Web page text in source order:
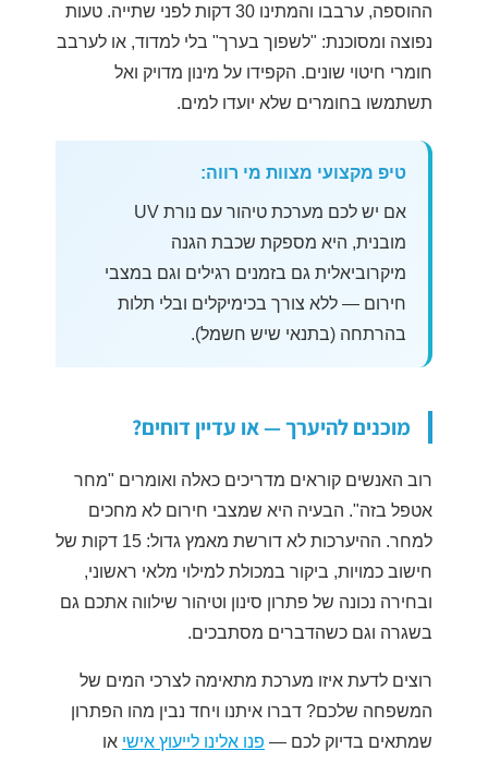
ההוספה, ערבבו והמתינו 30 דקות לפני שתייה. טעות
נפוצה ומסוכנת: "לשפוך בערך" בלי למדוד, או לערבב
חומרי חיטוי שונים. הקפידו על מינון מדויק ואל
תשתמשו בחומרים שלא יועדו למים.
טיפ מקצועי מצוות מי רווה:
אם יש לכם מערכת טיהור עם נורת UV
מובנית, היא מספקת שכבת הגנה
מיקרוביאלית גם בזמנים רגילים וגם במצבי
חירום — ללא צורך בכימיקלים ובלי תלות
בהרתחה (בתנאי שיש חשמל).
מוכנים להיערך — או עדיין דוחים?
רוב האנשים קוראים מדריכים כאלה ואומרים "מחר
אטפל בזה". הבעיה היא שמצבי חירום לא מחכים
למחר. ההיערכות לא דורשת מאמץ גדול: 15 דקות של
חישוב כמויות, ביקור במכולת למילוי מלאי ראשוני,
ובחירה נכונה של פתרון סינון וטיהור שילווה אתכם גם
בשגרה וגם כשהדברים מסתבכים.
רוצים לדעת איזו מערכת מתאימה לצרכי המים של
המשפחה שלכם? דברו איתנו ויחד נבין מהו הפתרון
שמתאים בדיוק לכם — פנו אלינו לייעוץ אישי או